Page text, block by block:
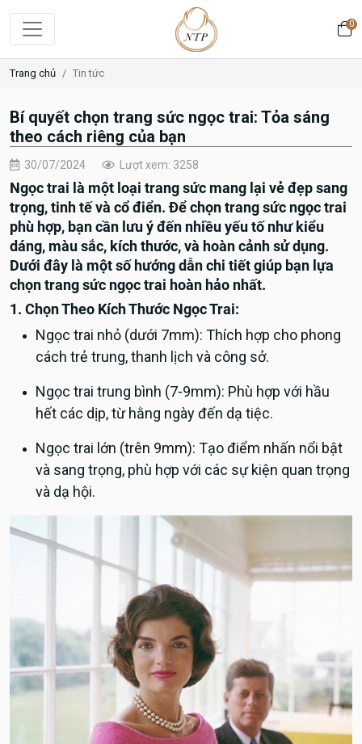
0
Trang chủ Tin tức
Bí quyết chọn trang sức ngọc trai: Tỏa sáng
theo cách riêng của bạn
30/07/2024 Lượt xem: 3258
Ngọc trai là một loại trang sức mang lại vẻ đẹp sang
trọng, tinh tế và cổ điển. Để chọn trang sức ngọc trai
phù hợp, bạn cần lưu ý đến nhiều yếu tố như kiểu
dáng, màu sắc, kích thước, và hoàn cảnh sử dụng.
Dưới đây là một số hướng dẫn chi tiết giúp bạn lựa
chọn trang sức ngọc trai hoàn hảo nhất.
1. Chọn Theo Kích Thước Ngọc Trai:
Ngọc trai nhỏ (dưới 7mm): Thích hợp cho phong
cách trẻ trung, thanh lịch và công sở.
Ngọc trai trung bình (7-9mm): Phù hợp với hầu
hết các dịp, từ hằng ngày đến dạ tiệc.
Ngọc trai lớn (trên 9mm): Tạo điểm nhấn nổi bật
và sang trọng, phù hợp với các sự kiện quan trọng
và dạ hội.